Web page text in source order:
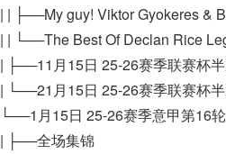
| | ├──My guy! Viktor Gyokeres &
| | └──The Best Of Declan Rice
| ├──11月15日 25-26赛季联赛杯
| └──21月15日 25-26赛季联赛杯
└──1月15日 25-26赛季意甲第16
| ├──全场集锦